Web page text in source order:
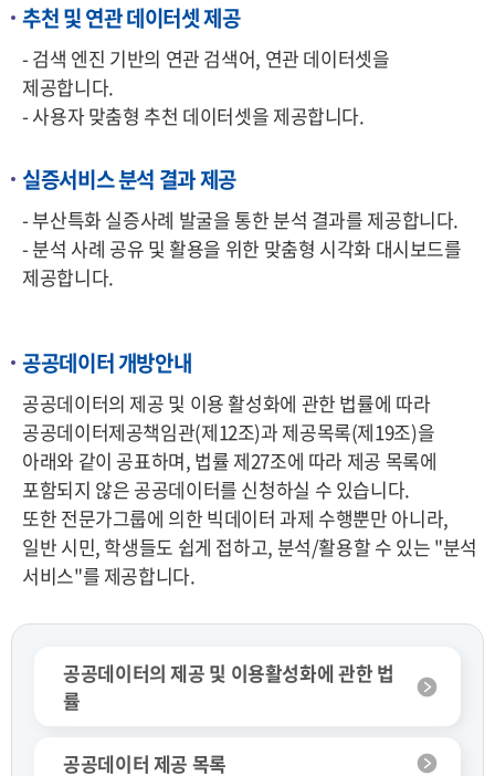
추천 및 연관 데이터셋 제공
- 검색 엔진 기반의 연관 검색어, 연관 데이터셋을
제공합니다.
- 사용자 맞춤형 추천 데이터셋을 제공합니다.
실증서비스 분석 결과 제공
- 부산특화 실증사례 발굴을 통한 분석 결과를 제공합니다.
- 분석 사례 공유 및 활용을 위한 맞춤형 시각화 대시보드를
제공합니다.
공공데이터 개방안내
공공데이터의 제공 및 이용 활성화에 관한 법률에 따라
공공데이터제공책임관(제12조)과 제공목록(제19조)을
아래와 같이 공표하며, 법률 제27조에 따라 제공 목록에
포함되지 않은 공공데이터를 신청하실 수 있습니다.
또한 전문가그룹에 의한 빅데이터 과제 수행뿐만 아니라,
일반 시민, 학생들도 쉽게 접하고, 분석/활용할 수 있는 "분석
서비스"를 제공합니다.
공공데이터의 제공 및 이용활성화에 관한 법
률
공공데이터 제공 목록